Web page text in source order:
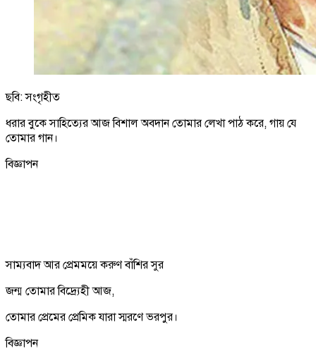
ছবি: সংগৃহীত
ধরার বুকে সাহিত্যের আজ বিশাল অবদান তোমার লেখা পাঠ করে, গায় যে
তোমার গান।
বিজ্ঞাপন
সাম্যবাদ আর প্রেমময়ে করুণ বাঁশির সুর
জন্ম তোমার বিদ্র্যেহী আজ,
তোমার প্রেমের প্রেমিক যারা স্মরণে ভরপুর।
বিজ্ঞাপন